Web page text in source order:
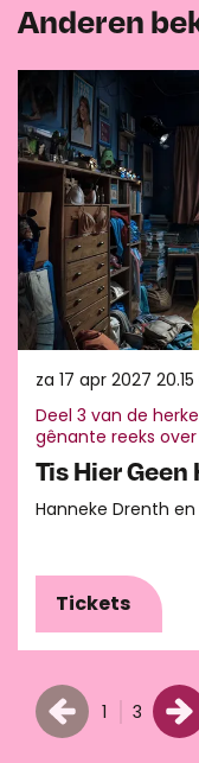
Anderen
Tis Hier
Hanneke Drenth en
Deel 3 van de
gênante reeks
za 17 apr 2027
Tickets
1 3